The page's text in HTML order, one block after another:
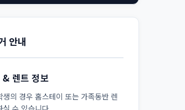
안내
& 렌트 정보
생의 경우 홈스테이 또는 가족동반 렌